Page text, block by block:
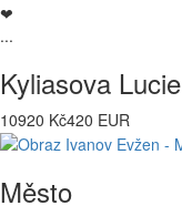
❤
...
Kyliasova Lucie
10920 Kč420 EUR
Město